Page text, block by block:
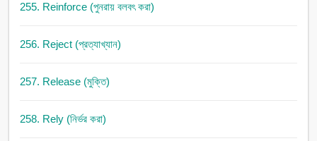
255. Reinforce (পুনরায় বলবৎ করা)
256. Reject (প্রত্যাখ্যান)
257. Release (মুক্তি)
258. Rely (নির্ভর করা)